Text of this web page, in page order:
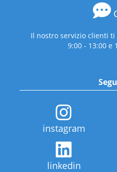
Il nostro servizio clienti
9:00 - 13:00 e
instagram
linkedin